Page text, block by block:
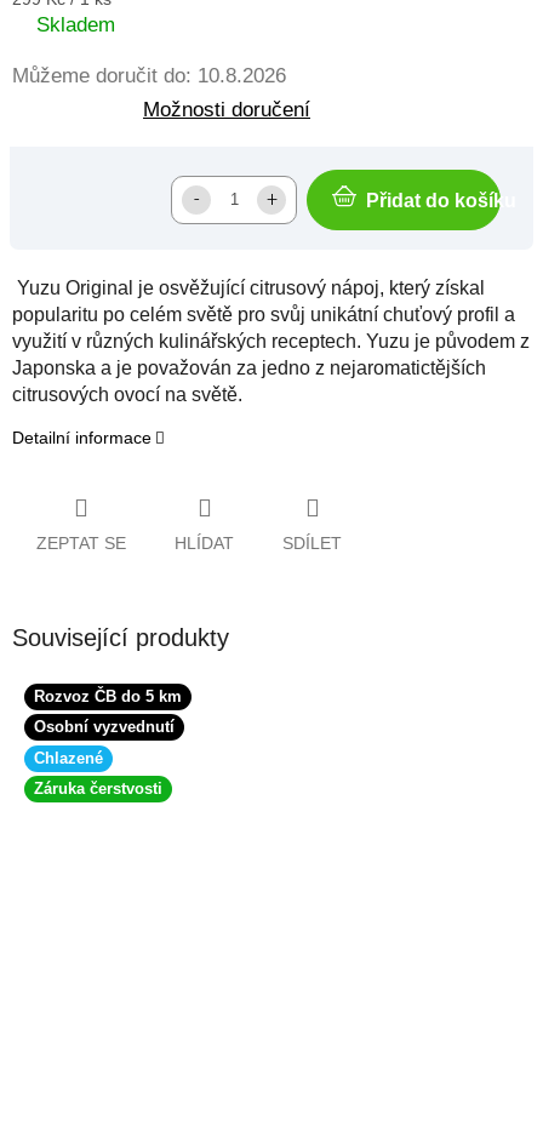
cena:Skladem
Můžeme doručit do: 10.8.2026
Možnosti doručení
Přidat do košíku
Yuzu Original je osvěžující citrusový nápoj, který získal
popularitu po celém světě pro svůj unikátní chuťový profil a
využití v různých kulinářských receptech. Yuzu je původem z
Japonska a je považován za jedno z nejaromatictějších
citrusových ovocí na světě.
Detailní informace
ZEPTAT SE HLÍDAT SDÍLET
Související produkty
Rozvoz ČB do 5 km
Osobní vyzvednutí
Chlazené
Záruka čerstvosti